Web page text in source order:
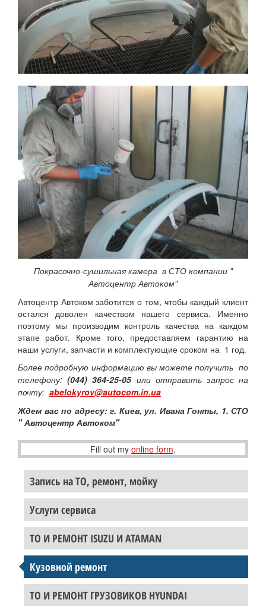
Покрасочно-сушильная камера в СТО компании "
Автоцентр Автоком"
Автоцентр Автоком заботится о том, чтобы каждый клиент
остался доволен качеством нашего сервиса. Именно
поэтому мы производим контроль качества на каждом
этапе работ. Кроме того, предоставляем гарантию на
наши услуги, запчасти и комплектующие сроком на 1 год.
Более подробную информацию вы можете получить по
телефону:(044) 364-25-05 или отправить запрос на
почту: abelokyrov@autocom.in.ua
Ждем вас по адресу: г. Киев, ул. Ивана Гонты, 1. СТО
" Автоцентр Автоком"
Fill out my online form.
Запись на ТО, ремонт, мойку
Услуги сервиса
ТО И РЕМОНТ ISUZU И ATAMAN
Кузовной ремонт
ТО И РЕМОНТ ГРУЗОВИКОВ HYUNDAI